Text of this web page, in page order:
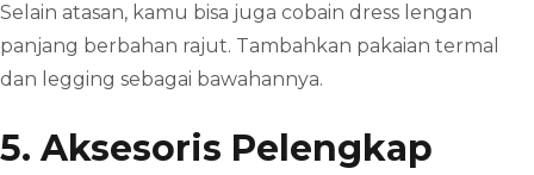
Selain atasan, kamu bisa juga cobain dress lengan
panjang berbahan rajut. Tambahkan pakaian termal
dan legging sebagai bawahannya.
5. Aksesoris Pelengkap